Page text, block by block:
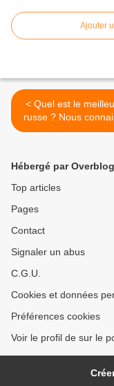
Ajouter
< Quel est le meilleur 4x4
russe ? Nous
désormais la
Hébergé par Overblog
Top articles
Pages
Contact
Signaler un abus
C.G.U.
Cookies et données
Préférences cookies
Voir le profil de sur le